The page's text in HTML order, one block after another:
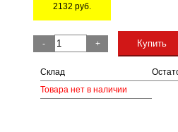
2132 руб.
-
+ Купить
Склад
Товара нет в наличии